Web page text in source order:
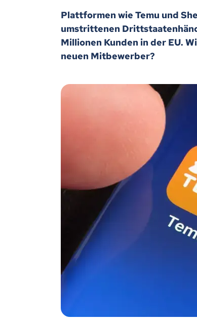
Plattformen wie Temu und
umstrittenen
Millionen Kunden in der EU.
neuen Mitbewerber?